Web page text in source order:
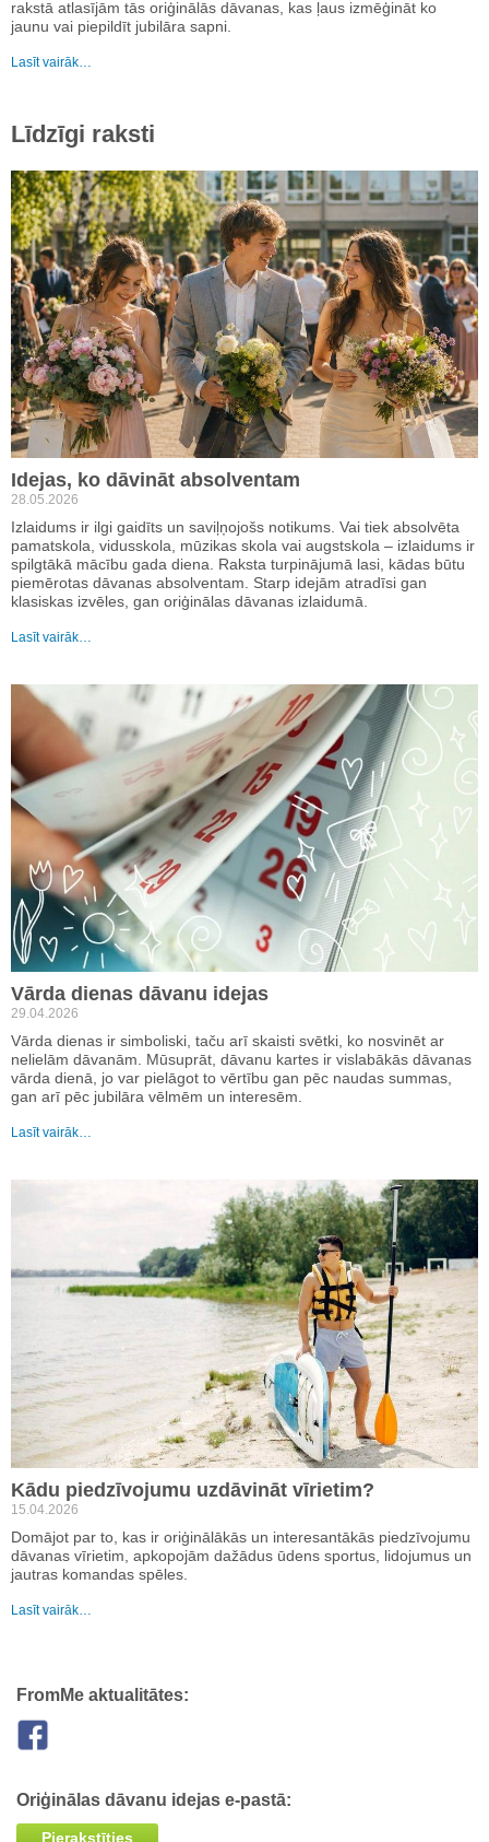
rakstā atlasījām tās oriģinālās dāvanas, kas ļaus izmēģināt ko
jaunu vai piepildīt jubilāra sapni.
Lasīt vairāk…
Līdzīgi raksti
Idejas, ko dāvināt absolventam
28.05.2026
Izlaidums ir ilgi gaidīts un saviļņojošs notikums. Vai tiek absolvēta
pamatskola, vidusskola, mūzikas skola vai augstskola – izlaidums ir
spilgtākā mācību gada diena. Raksta turpinājumā lasi, kādas būtu
piemērotas dāvanas absolventam. Starp idejām atradīsi gan
klasiskas izvēles, gan oriģinālas dāvanas izlaidumā.
Lasīt vairāk…
Vārda dienas dāvanu idejas
29.04.2026
Vārda dienas ir simboliski, taču arī skaisti svētki, ko nosvinēt ar
nelielām dāvanām. Mūsuprāt, dāvanu kartes ir vislabākās dāvanas
vārda dienā, jo var pielāgot to vērtību gan pēc naudas summas,
gan arī pēc jubilāra vēlmēm un interesēm.
Lasīt vairāk…
Kādu piedzīvojumu uzdāvināt vīrietim?
15.04.2026
Domājot par to, kas ir oriģinālākās un interesantākās piedzīvojumu
dāvanas vīrietim, apkopojām dažādus ūdens sportus, lidojumus un
jautras komandas spēles.
Lasīt vairāk…
FromMe aktualitātes:
Oriģinālas dāvanu idejas e-pastā:
Pierakstīties